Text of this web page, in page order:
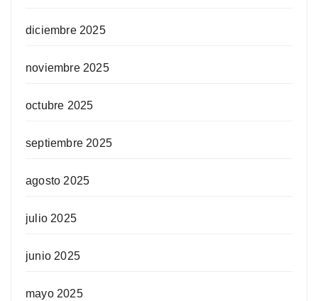
diciembre 2025
noviembre 2025
octubre 2025
septiembre 2025
agosto 2025
julio 2025
junio 2025
mayo 2025